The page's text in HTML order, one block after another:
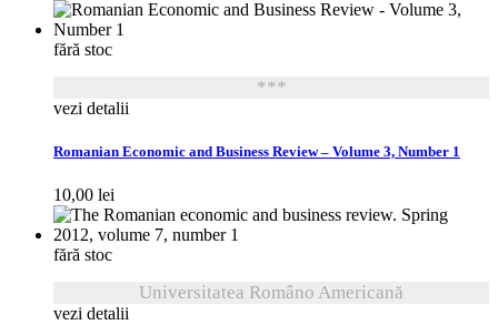
fără stoc
***
vezi detalii
Romanian Economic and Business Review – Volume 3, Number 1
10,00 lei
fără stoc
Universitatea Româno Americană
vezi detalii